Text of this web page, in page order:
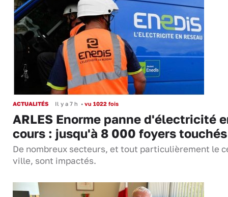
ACTUALITÉS Il y a 7 h • vu 1022 fois
ARLES Enorme panne d'électricité
cours : jusqu'à 8 000 foyers touchés
De nombreux secteurs, et tout particulièrement le
ville, sont impactés.